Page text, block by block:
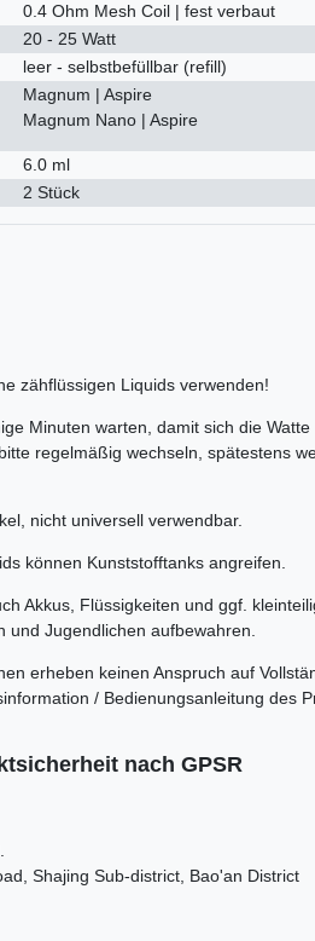
0.4 Ohm Mesh Coil | fest verbaut
20 - 25 Watt
leer - selbstbefüllbar (refill)
Magnum | Aspire
Magnum Nano | Aspire
6.0 ml
2 Stück
zähflüssigen Liquids verwenden!
Minuten warten, damit sich die
regelmäßig wechseln, spätestens
nicht universell verwendbar.
können Kunststofftanks angreifen.
Akkus, Flüssigkeiten und ggf.
und Jugendlichen aufbewahren.
erheben keinen Anspruch auf
/ Bedienungsanleitung des
nach GPSR
Shajing Sub-district, Bao'an District